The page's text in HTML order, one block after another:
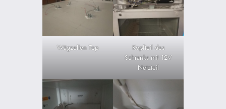
Wägzellen Top
Kopfteil des
Schranks mit 12V
Netzteil